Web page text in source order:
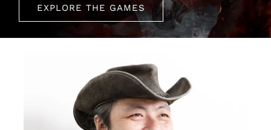
EXPLORE THE GAMES